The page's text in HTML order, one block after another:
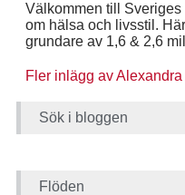
Välkommen till
om hälsa och livsstil.
grundare av 1,6 & 2,6
Fler inlägg av
Sök i bloggen
Flöden